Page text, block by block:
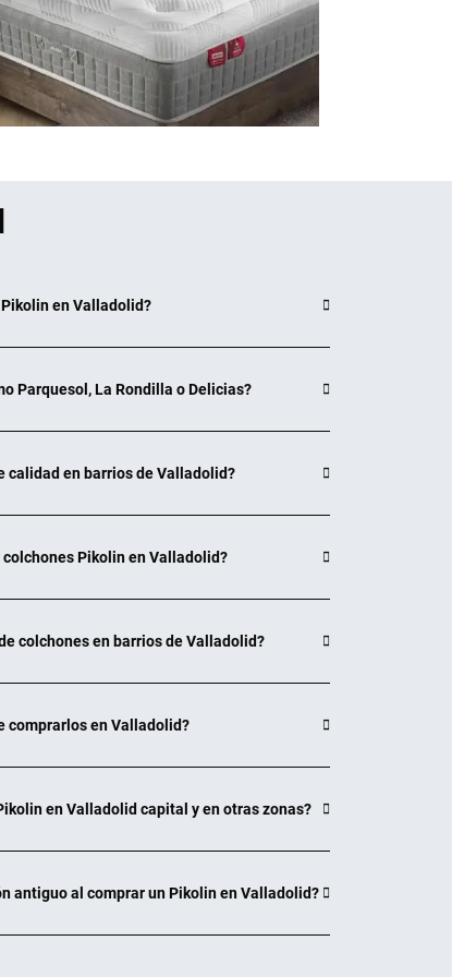
JOAN D ALACANT
13:30
¿CÓMO LLEGAR?
14:00
,40 €
en Valladolid?
Parquesol, La Rondilla o Delicias?
calidad en barrios de Valladolid?
Pikolin en Valladolid?
colchones en barrios de Valladolid?
comprarlos en Valladolid?
en Valladolid capital y en otras zonas?
antiguo al comprar un Pikolin en Valladolid?